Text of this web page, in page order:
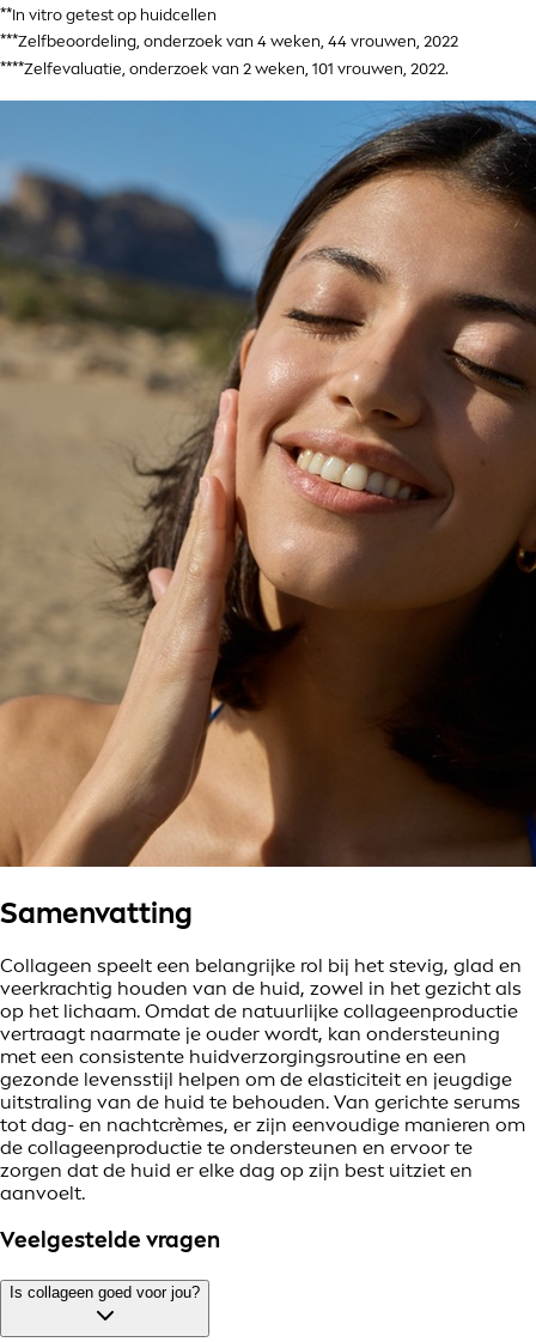
**In vitro getest op huidcellen
***Zelfbeoordeling, onderzoek van 4 weken, 44 vrouwen, 2022
****Zelfevaluatie, onderzoek van 2 weken, 101 vrouwen, 2022.
Samenvatting
Collageen speelt een belangrijke rol bij het stevig, glad en
veerkrachtig houden van de huid, zowel in het gezicht als
op het lichaam. Omdat de natuurlijke collageenproductie
vertraagt naarmate je ouder wordt, kan ondersteuning
met een consistente huidverzorgingsroutine en een
gezonde levensstijl helpen om de elasticiteit en jeugdige
uitstraling van de huid te behouden. Van gerichte serums
tot dag- en nachtcrèmes, er zijn eenvoudige manieren om
de collageenproductie te ondersteunen en ervoor te
zorgen dat de huid er elke dag op zijn best uitziet en
aanvoelt.
Veelgestelde vragen
Is collageen goed voor jou?